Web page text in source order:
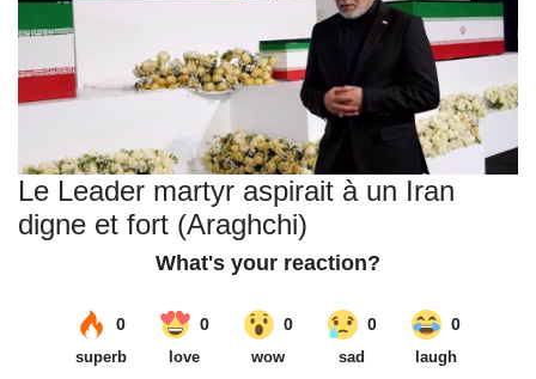
Le Leader martyr aspirait à un Iran
digne et fort (Araghchi)